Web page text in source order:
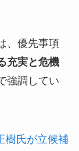
、優先事項
充実と危機
強調してい
樹氏が立候補